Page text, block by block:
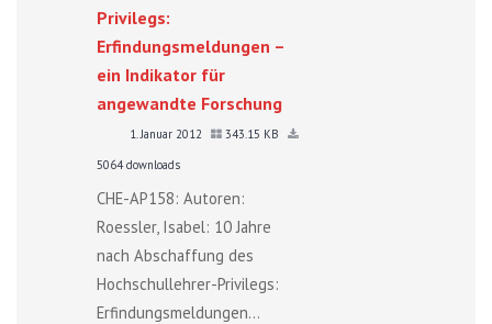
Privilegs:
Erfindungsmeldungen –
ein Indikator für
angewandte Forschung
1. Januar 2012
343.15 KB
5064 downloads
CHE-AP158: Autoren:
Roessler, Isabel: 10 Jahre
nach Abschaffung des
Hochschullehrer-Privilegs:
Erfindungsmeldungen...